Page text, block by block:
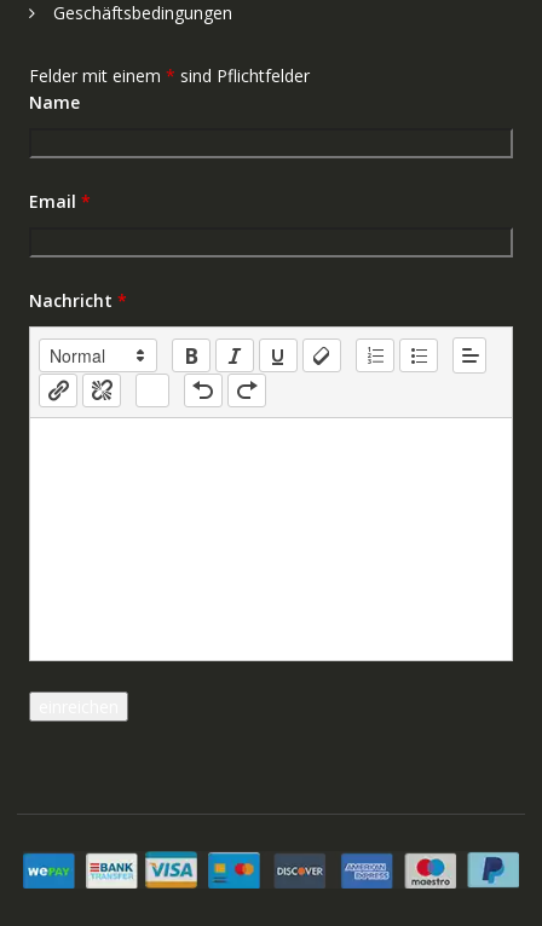
Geschäftsbedingungen
Felder mit einem * sind Pflichtfelder
Name
Email *
Nachricht *